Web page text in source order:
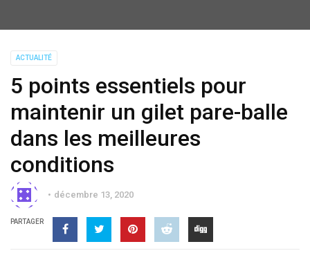
ACTUALITÉ
5 points essentiels pour
maintenir un gilet pare-balle
dans les meilleures
conditions
décembre 13, 2020
PARTAGER